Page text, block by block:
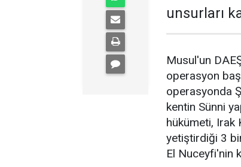
unsurları
Musul'un
operasyon
operasyonda
kentin Sünni
hükümeti, Irak
yetiştirdiği 3
El Nuceyfi'nin